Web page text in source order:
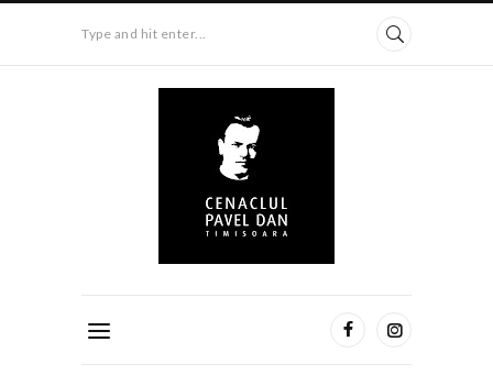
Type and hit enter...